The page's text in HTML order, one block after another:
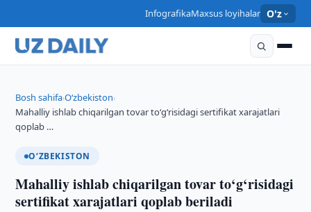
InfografikaMaxsus loyihalar O'z
Bosh sahifa›O‘zbekiston›
Mahalliy ishlab chiqarilgan tovar to‘g‘risidagi sertifikat xarajatlari
qoplab …
O‘ZBEKISTON
Mahalliy ishlab chiqarilgan tovar to‘g‘risidagi
sertifikat xarajatlari qoplab beriladi